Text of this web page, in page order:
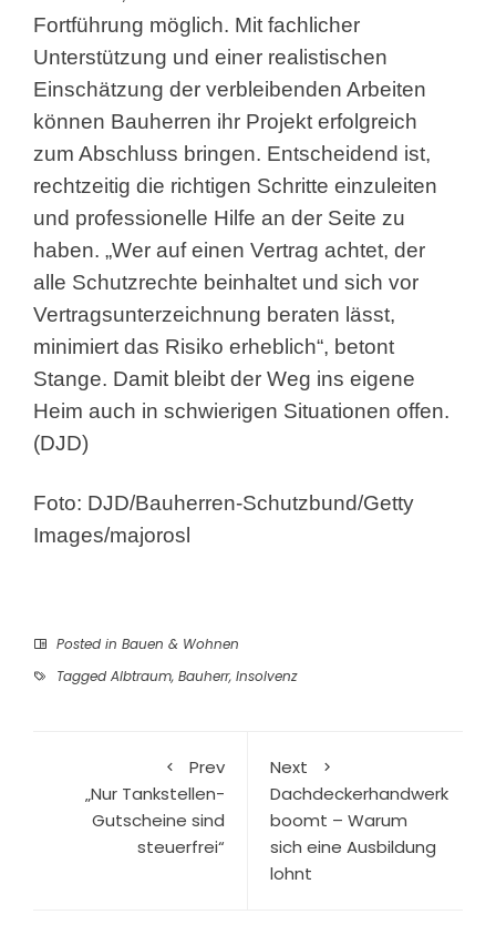
Fortführung möglich. Mit fachlicher
Unterstützung und einer realistischen
Einschätzung der verbleibenden Arbeiten
können Bauherren ihr Projekt erfolgreich
zum Abschluss bringen. Entscheidend ist,
rechtzeitig die richtigen Schritte einzuleiten
und professionelle Hilfe an der Seite zu
haben. „Wer auf einen Vertrag achtet, der
alle Schutzrechte beinhaltet und sich vor
Vertragsunterzeichnung beraten lässt,
minimiert das Risiko erheblich“, betont
Stange. Damit bleibt der Weg ins eigene
Heim auch in schwierigen Situationen offen.
(DJD)
Foto: DJD/Bauherren-Schutzbund/Getty
Images/majorosl
Posted in Bauen & Wohnen
Tagged Albtraum, Bauherr, Insolvenz
Prev
„Nur Tankstellen-
Gutscheine sind
steuerfrei“
Next
Dachdeckerhandwerk
boomt – Warum
sich eine Ausbildung
lohnt